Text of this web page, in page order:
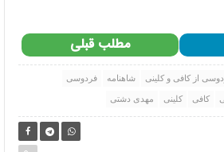
مطلب قبلی
از كافی و كلینی شاهنامه فردوسی
كافی كلینی مهدی دشتی